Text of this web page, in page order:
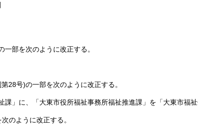
一部を次のように改正する。
28号)の一部を次のように改正する。
」に、「大東市役所福祉事務所福祉推進課」を「大東市福祉
のように改正する。